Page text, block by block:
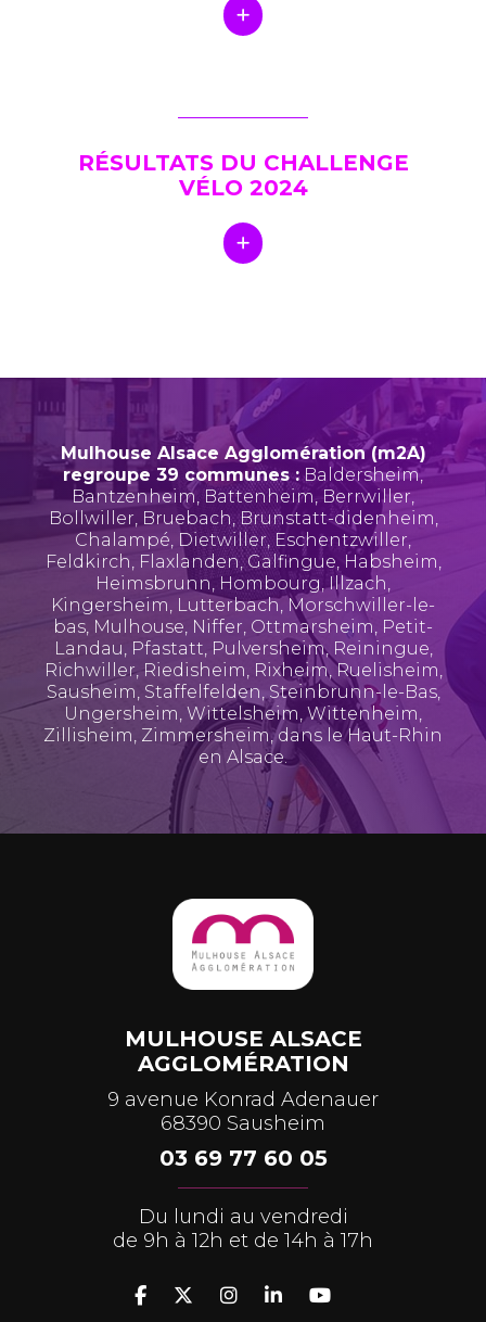
RÉSULTATS DU CHALLENGE
VÉLO 2024
Mulhouse Alsace Agglomération (m2A)
regroupe 39 communes : Baldersheim,
Bantzenheim, Battenheim, Berrwiller,
Bollwiller, Bruebach,Brunstatt-didenheim,
Chalampé, Dietwiller, Eschentzwiller,
Feldkirch, Flaxlanden,Galfingue, Habsheim,
Heimsbrunn, Hombourg,Illzach,
Kingersheim, Lutterbach, Morschwiller-le-
bas, Mulhouse, Niffer, Ottmarsheim, Petit-
Landau, Pfastatt, Pulversheim, Reiningue,
Richwiller, Riedisheim, Rixheim,Ruelisheim,
Sausheim, Staffelfelden, Steinbrunn-le-Bas,
Ungersheim, Wittelsheim,Wittenheim,
Zillisheim, Zimmersheim, dans le Haut-Rhin
en Alsace.
MULHOUSE ALSACE
AGGLOMÉRATION
9 avenue Konrad Adenauer
68390 Sausheim
03 69 77 60 05
Du lundi au vendredi
de 9h à 12h et de 14h à 17h